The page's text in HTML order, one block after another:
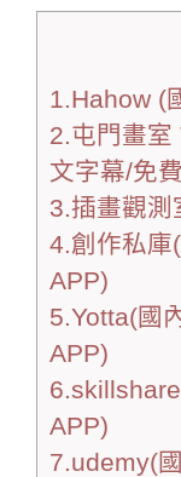
1.Hahow (
2.屯門畫室
文字幕/免
3.插畫觀
4.創作私庫
APP)
5.Yotta(國
APP)
APP)
7.udemy(